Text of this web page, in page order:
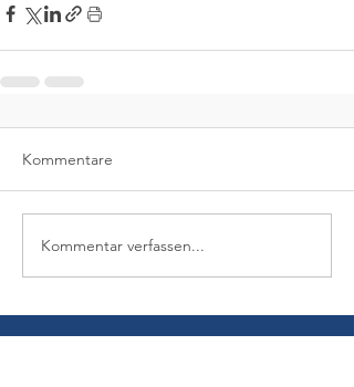
Kommentare
Kommentar verfassen...